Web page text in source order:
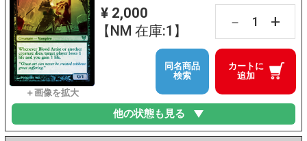
¥ 2,000
【NM 在庫:1】
－ +
カートに
追加
同名商品
検索
他の状態も見る